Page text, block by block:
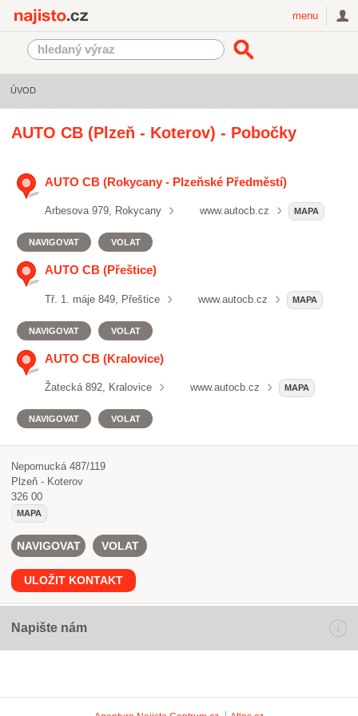
menu
ÚVOD
AUTO CB (Plzeň - Koterov) - Pobočky
AUTO CB (Rokycany - Plzeňské Předměstí)
Arbesova 979, Rokycany www.autocb.cz MAPA
NAVIGOVAT VOLAT
AUTO CB (Přeštice)
Tř. 1. máje 849, Přeštice www.autocb.cz MAPA
NAVIGOVAT VOLAT
AUTO CB (Kralovice)
Žatecká 892, Kralovice www.autocb.cz MAPA
NAVIGOVAT VOLAT
Nepomucká 487/119
Plzeň - Koterov
326 00
MAPA
NAVIGOVAT VOLAT
ULOŽIT KONTAKT
Napište nám